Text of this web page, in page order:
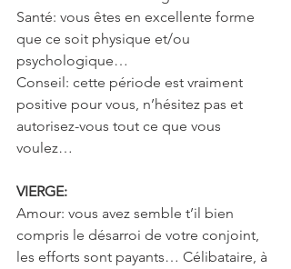
Santé: vous êtes en excellente forme
que ce soit physique et/ou
psychologique…
Conseil: cette période est vraiment
positive pour vous, n’hésitez pas et
autorisez-vous tout ce que vous
voulez…
VIERGE:
Amour: vous avez semble t’il bien
compris le désarroi de votre conjoint,
les efforts sont payants… Célibataire, à